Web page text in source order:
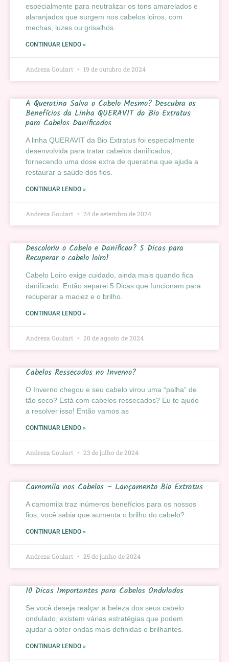
especialmente para neutralizar os tons amarelados e
alaranjados que surgem nos cabelos loiros, com
mechas, luzes ou grisalhos.
CONTINUAR LENDO »
Andreza Goulart 19 de outubro de 2024
A Queratina Salva o Cabelo Mesmo? Descubra os
Benefícios da Linha QUERAVIT da Bio Extratus
para Cabelos Danificados
A linha QUERAVIT da Bio Extratus foi especialmente
desenvolvida para tratar cabelos danificados,
fornecendo uma dose extra de queratina que ajuda a
restaurar a saúde dos fios.
CONTINUAR LENDO »
Andreza Goulart 24 de setembro de 2024
Descoloriu o Cabelo e Danificou? 5 Dicas para
Recuperar o cabelo loiro!
Cabelo Loiro exige cuidado, ainda mais quando fica
danificado. Então separei 5 Dicas que funcionam para
recuperar a maciez e o brilho.
CONTINUAR LENDO »
Andreza Goulart 20 de agosto de 2024
Cabelos Ressecados no Inverno?
O Inverno chegou e seu cabelo virou uma “palha” de
tão seco? Está com cabelos ressecados? Eu te ajudo
a resolver isso! Então vamos as
CONTINUAR LENDO »
Andreza Goulart 23 de julho de 2024
Camomila nos Cabelos – Lançamento Bio Extratus
A camomila traz inúmeros benefícios para os nossos
fios, você sabia que aumenta o brilho do cabelo?
CONTINUAR LENDO »
Andreza Goulart 25 de junho de 2024
10 Dicas Importantes para Cabelos Ondulados
Se você deseja realçar a beleza dos seus cabelo
ondulado, existem várias estratégias que podem
ajudar a obter ondas mais definidas e brilhantes.
CONTINUAR LENDO »